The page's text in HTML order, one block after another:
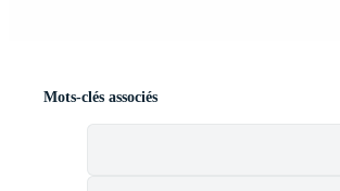
Mots-clés associés